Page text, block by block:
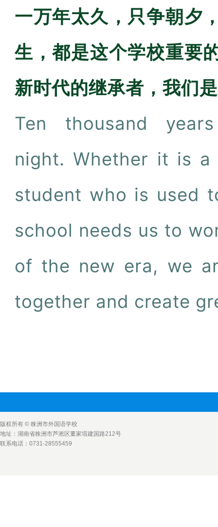
一万年太久，只争朝夕
生，都是这个学校重要
新时代的继承者，我们
Ten thousand
night. Whether it is
student who is used
school needs us to
of the new era, we
together and create
版权所有 © 株洲市外国语学校
地址：湖南省株洲市芦淞区董家塅建国路212号
联系电话：0731-28555459